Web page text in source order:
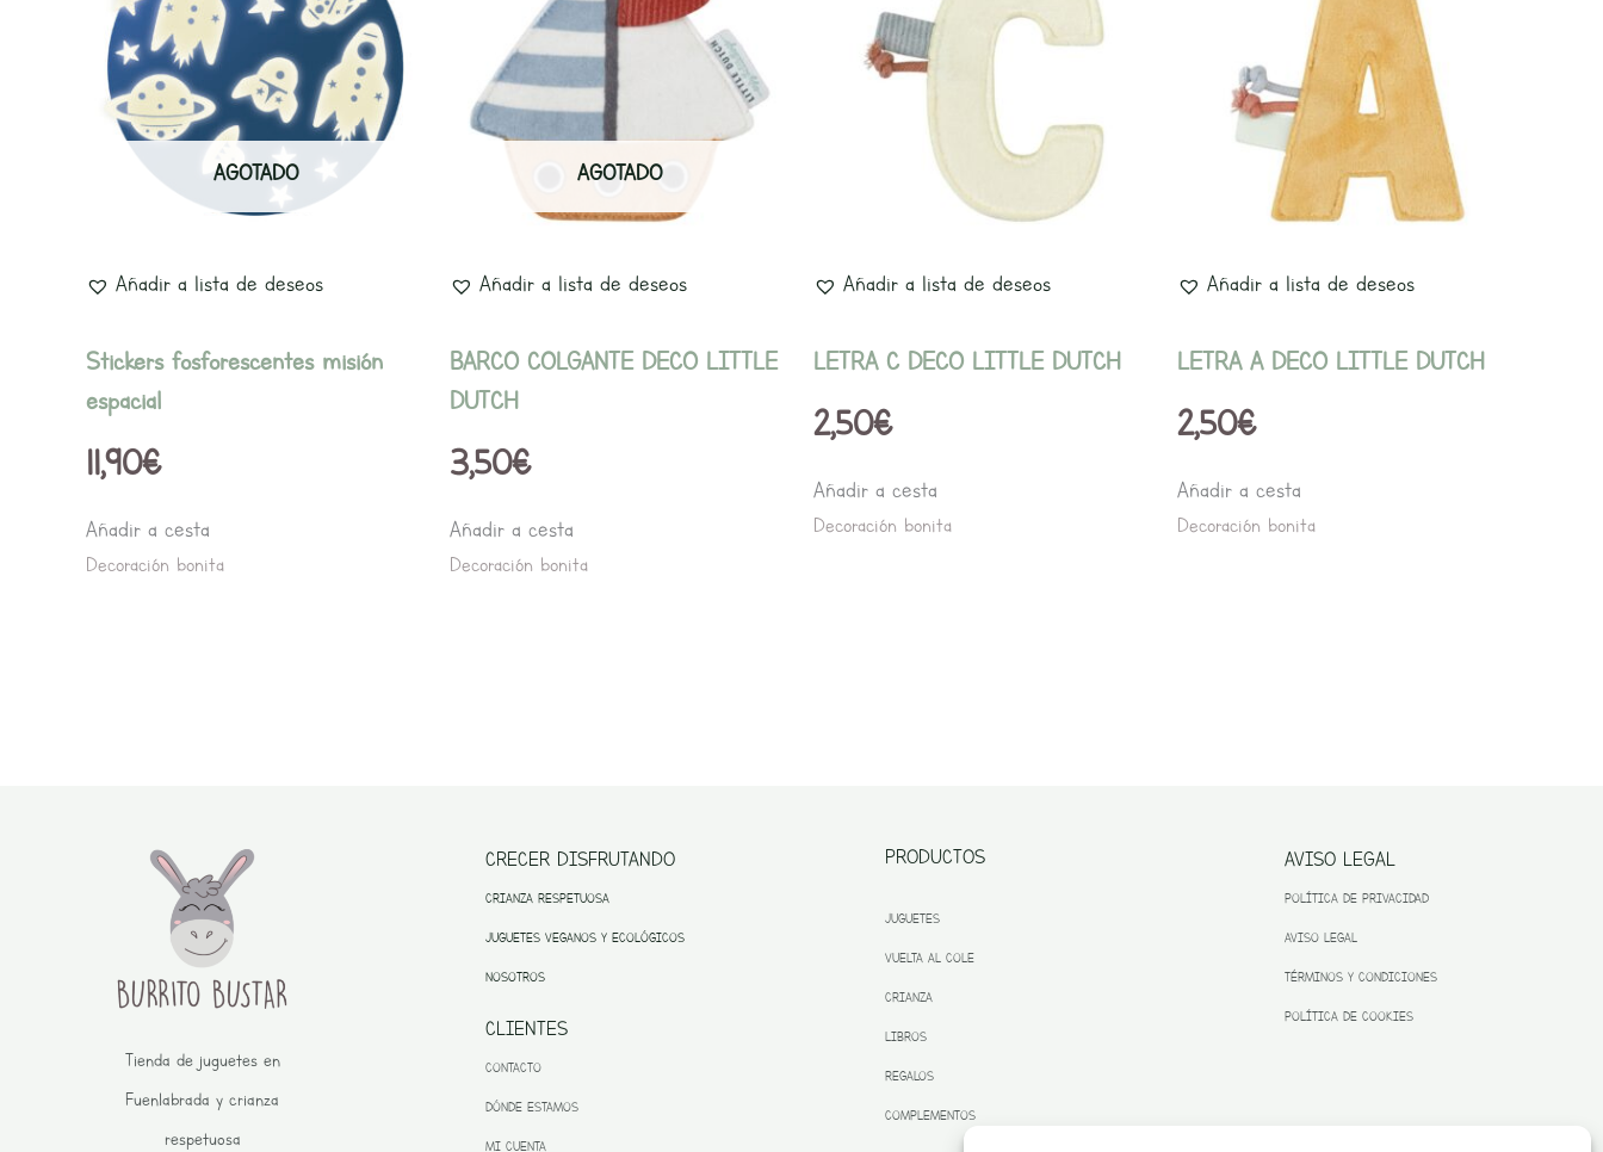
AGOTADO
Añadir a lista de deseos
Stickers fosforescentes misión
espacial
11,90€
Añadir a cesta
Decoración bonita
AGOTADO
Añadir a lista de deseos
BARCO COLGANTE DECO LITTLE
DUTCH
3,50€
Añadir a cesta
Decoración bonita
Añadir a lista de deseos
LETRA C DECO LITTLE DUTCH
2,50€
Añadir a cesta
Decoración bonita
Añadir a lista de deseos
LETRA A DECO LITTLE DUTCH
2,50€
Añadir a cesta
Decoración bonita
Tienda de juguetes en
Fuenlabrada y crianza
respetuosa
CRECER DISFRUTANDO
CRIANZA RESPETUOSA
JUGUETES VEGANOS Y ECOLÓGICOS
NOSOTROS
CLIENTES
CONTACTO
DÓNDE ESTAMOS
MI CUENTA
PRODUCTOS
JUGUETES
VUELTA AL COLE
CRIANZA
LIBROS
REGALOS
COMPLEMENTOS
AVISO LEGAL
POLÍTICA DE PRIVACIDAD
AVISO LEGAL
TÉRMINOS Y CONDICIONES
POLÍTICA DE COOKIES